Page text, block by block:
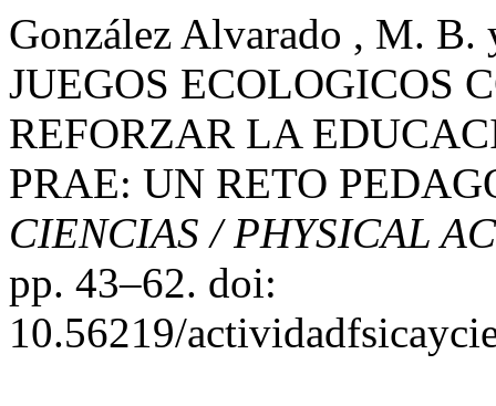
González Alvarado , M. B.
JUEGOS ECOLOGICOS
REFORZAR LA
PRAE: UN RETO
CIENCIAS / PHYSICAL
pp. 43–62. doi:
10.56219/